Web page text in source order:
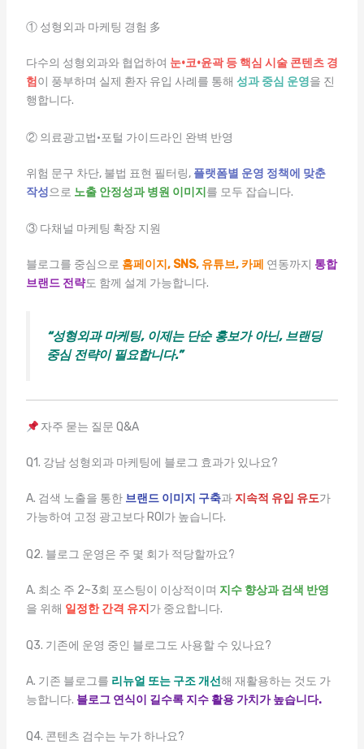
① 성형외과 마케팅 경험 多
다수의 성형외과와 협업하여 눈·코·윤곽 등 핵심 시술 콘텐츠 경
험이 풍부하며 실제 환자 유입 사례를 통해 성과 중심 운영을 진
행합니다.
② 의료광고법·포털 가이드라인 완벽 반영
위험 문구 차단, 불법 표현 필터링, 플랫폼별 운영 정책에 맞춘
작성으로 노출 안정성과 병원 이미지 를 모두 잡습니다.
③ 다채널 마케팅 확장 지원
블로그를 중심으로 홈페이지, SNS, 유튜브, 카페 연동까지 통합
브랜드 전략도 함께 설계 가능합니다.
“성형외과 마케팅, 이제는 단순 홍보가 아닌, 브랜딩
중심 전략이 필요합니다.”
자주 묻는 질문 Q&A
Q1. 강남 성형외과 마케팅에 블로그 효과가 있나요?
A. 검색 노출을 통한 브랜드 이미지 구축과 지속적 유입 유도가
가능하여 고정 광고보다 ROI가 높습니다.
Q2. 블로그 운영은 주 몇 회가 적당할까요?
A. 최소 주 2~3회 포스팅이 이상적이며 지수 향상과 검색 반영
을 위해 일정한 간격 유지 가 중요합니다.
Q3. 기존에 운영 중인 블로그도 사용할 수 있나요?
A. 기존 블로그를 리뉴얼 또는 구조 개선해 재활용하는 것도 가
능합니다. 블로그 연식이 길수록 지수 활용 가치가 높습니다.
Q4. 콘텐츠 검수는 누가 하나요?